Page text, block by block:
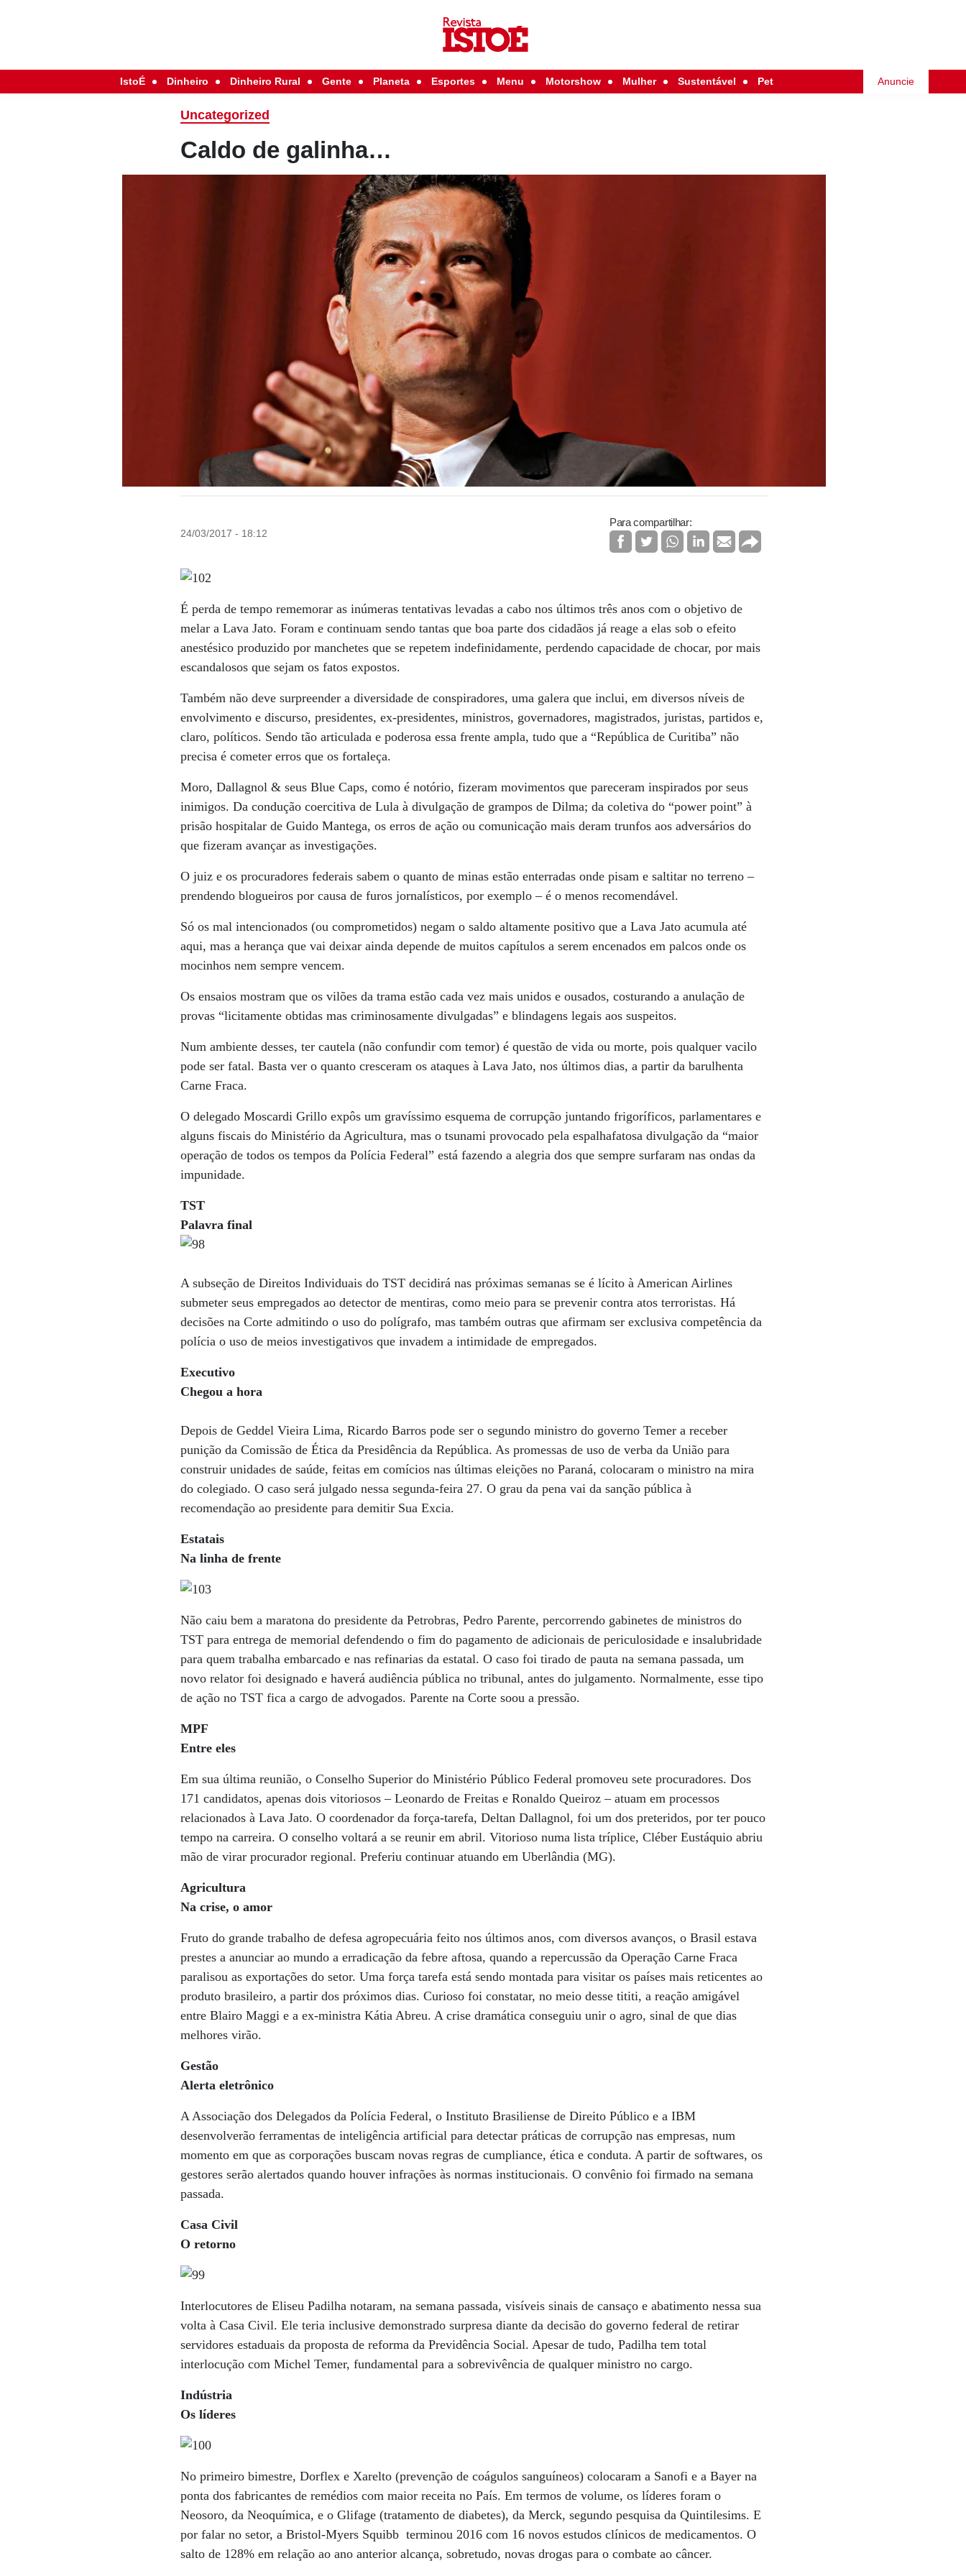
IstoÉ Dinheiro Dinheiro Rural Gente Planeta Esportes Menu Motorshow Mulher Sustentável Pet Anuncie
Uncategorized
Caldo de galinha…
24/03/2017 - 18:12
Para compartilhar:
É perda de tempo rememorar as inúmeras tentativas levadas a cabo nos últimos três anos com o objetivo de
melar a Lava Jato. Foram e continuam sendo tantas que boa parte dos cidadãos já reage a elas sob o efeito
anestésico produzido por manchetes que se repetem indefinidamente, perdendo capacidade de chocar, por mais
escandalosos que sejam os fatos expostos.
Também não deve surpreender a diversidade de conspiradores, uma galera que inclui, em diversos níveis de
envolvimento e discurso, presidentes, ex-presidentes, ministros, governadores, magistrados, juristas, partidos e,
claro, políticos. Sendo tão articulada e poderosa essa frente ampla, tudo que a “República de Curitiba” não
precisa é cometer erros que os fortaleça.
Moro, Dallagnol & seus Blue Caps, como é notório, fizeram movimentos que pareceram inspirados por seus
inimigos. Da condução coercitiva de Lula à divulgação de grampos de Dilma; da coletiva do “power point” à
prisão hospitalar de Guido Mantega, os erros de ação ou comunicação mais deram trunfos aos adversários do
que fizeram avançar as investigações.
O juiz e os procuradores federais sabem o quanto de minas estão enterradas onde pisam e saltitar no terreno –
prendendo blogueiros por causa de furos jornalísticos, por exemplo – é o menos recomendável.
Só os mal intencionados (ou comprometidos) negam o saldo altamente positivo que a Lava Jato acumula até
aqui, mas a herança que vai deixar ainda depende de muitos capítulos a serem encenados em palcos onde os
mocinhos nem sempre vencem.
Os ensaios mostram que os vilões da trama estão cada vez mais unidos e ousados, costurando a anulação de
provas “licitamente obtidas mas criminosamente divulgadas” e blindagens legais aos suspeitos.
Num ambiente desses, ter cautela (não confundir com temor) é questão de vida ou morte, pois qualquer vacilo
pode ser fatal. Basta ver o quanto cresceram os ataques à Lava Jato, nos últimos dias, a partir da barulhenta
Carne Fraca.
O delegado Moscardi Grillo expôs um gravíssimo esquema de corrupção juntando frigoríficos, parlamentares e
alguns fiscais do Ministério da Agricultura, mas o tsunami provocado pela espalhafatosa divulgação da “maior
operação de todos os tempos da Polícia Federal” está fazendo a alegria dos que sempre surfaram nas ondas da
impunidade.
TST
Palavra final
A subseção de Direitos Individuais do TST decidirá nas próximas semanas se é lícito à American Airlines
submeter seus empregados ao detector de mentiras, como meio para se prevenir contra atos terroristas. Há
decisões na Corte admitindo o uso do polígrafo, mas também outras que afirmam ser exclusiva competência da
polícia o uso de meios investigativos que invadem a intimidade de empregados.
Executivo
Chegou a hora
Depois de Geddel Vieira Lima, Ricardo Barros pode ser o segundo ministro do governo Temer a receber
punição da Comissão de Ética da Presidência da República. As promessas de uso de verba da União para
construir unidades de saúde, feitas em comícios nas últimas eleições no Paraná, colocaram o ministro na mira
do colegiado. O caso será julgado nessa segunda-feira 27. O grau da pena vai da sanção pública à
recomendação ao presidente para demitir Sua Excia.
Estatais
Na linha de frente
Não caiu bem a maratona do presidente da Petrobras, Pedro Parente, percorrendo gabinetes de ministros do
TST para entrega de memorial defendendo o fim do pagamento de adicionais de periculosidade e insalubridade
para quem trabalha embarcado e nas refinarias da estatal. O caso foi tirado de pauta na semana passada, um
novo relator foi designado e haverá audiência pública no tribunal, antes do julgamento. Normalmente, esse tipo
de ação no TST fica a cargo de advogados. Parente na Corte soou a pressão.
MPF
Entre eles
Em sua última reunião, o Conselho Superior do Ministério Público Federal promoveu sete procuradores. Dos
171 candidatos, apenas dois vitoriosos – Leonardo de Freitas e Ronaldo Queiroz – atuam em processos
relacionados à Lava Jato. O coordenador da força-tarefa, Deltan Dallagnol, foi um dos preteridos, por ter pouco
tempo na carreira. O conselho voltará a se reunir em abril. Vitorioso numa lista tríplice, Cléber Eustáquio abriu
mão de virar procurador regional. Preferiu continuar atuando em Uberlândia (MG).
Agricultura
Na crise, o amor
Fruto do grande trabalho de defesa agropecuária feito nos últimos anos, com diversos avanços, o Brasil estava
prestes a anunciar ao mundo a erradicação da febre aftosa, quando a repercussão da Operação Carne Fraca
paralisou as exportações do setor. Uma força tarefa está sendo montada para visitar os países mais reticentes ao
produto brasileiro, a partir dos próximos dias. Curioso foi constatar, no meio desse tititi, a reação amigável
entre Blairo Maggi e a ex-ministra Kátia Abreu. A crise dramática conseguiu unir o agro, sinal de que dias
melhores virão.
Gestão
Alerta eletrônico
A Associação dos Delegados da Polícia Federal, o Instituto Brasiliense de Direito Público e a IBM
desenvolverão ferramentas de inteligência artificial para detectar práticas de corrupção nas empresas, num
momento em que as corporações buscam novas regras de cumpliance, ética e conduta. A partir de softwares, os
gestores serão alertados quando houver infrações às normas institucionais. O convênio foi firmado na semana
passada.
Casa Civil
O retorno
Interlocutores de Eliseu Padilha notaram, na semana passada, visíveis sinais de cansaço e abatimento nessa sua
volta à Casa Civil. Ele teria inclusive demonstrado surpresa diante da decisão do governo federal de retirar
servidores estaduais da proposta de reforma da Previdência Social. Apesar de tudo, Padilha tem total
interlocução com Michel Temer, fundamental para a sobrevivência de qualquer ministro no cargo.
Indústria
Os líderes
No primeiro bimestre, Dorflex e Xarelto (prevenção de coágulos sanguíneos) colocaram a Sanofi e a Bayer na
ponta dos fabricantes de remédios com maior receita no País. Em termos de volume, os líderes foram o
Neosoro, da Neoquímica, e o Glifage (tratamento de diabetes), da Merck, segundo pesquisa da Quintilesims. E
por falar no setor, a Bristol-Myers Squibb terminou 2016 com 16 novos estudos clínicos de medicamentos. O
salto de 128% em relação ao ano anterior alcança, sobretudo, novas drogas para o combate ao câncer.